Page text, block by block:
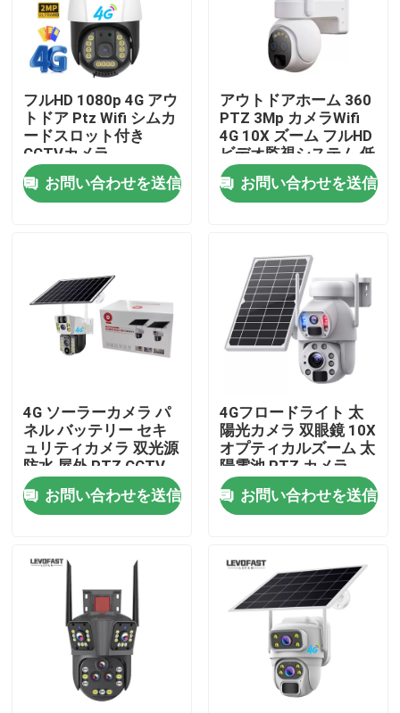
家へ
動画
工場 ツアー
品質管理
ニュース
引金 を 求め て ください
Wifiの電球の保安用カメラ
フルHD 1080p 4G アウ
トドア Ptz Wifi シムカ
ードスロット付き
CCTVカメラ
お問い合わせを送信
アウトドアホーム 360
PTZ 3Mp カメラWifi
4G 10X ズーム フルHD
ビデオ監視システム 低
電力太陽光カメラ
お問い合わせを送信
4G ソーラーカメラ パ
ネル バッテリー セキ
ュリティカメラ 双光源
防水 屋外 PTZ CCTV
カメラ
お問い合わせを送信
4Gフロードライト 太
陽光カメラ 双眼鏡 10X
オプティカルズーム 太
陽電池 PTZ カメラ
Wifi Outdoor 6MP
CCTV カメラ
お問い合わせを送信